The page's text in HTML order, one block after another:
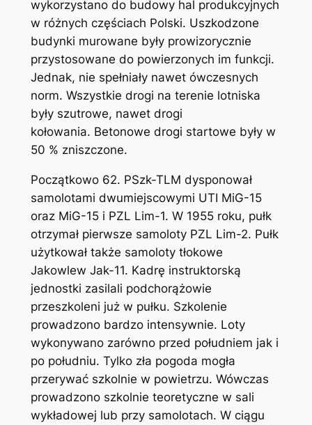
wykorzystano do budowy hal produkcyjnych
w różnych częściach Polski. Uszkodzone
budynki murowane były prowizorycznie
przystosowane do powierzonych im funkcji.
Jednak, nie spełniały nawet ówczesnych
norm. Wszystkie drogi na terenie lotniska
były szutrowe, nawet drogi
kołowania. Betonowe drogi startowe były w
50 % zniszczone.
Początkowo 62. PSzk-TLM dysponował
samolotami dwumiejscowymi UTI MiG-15
oraz MiG-15 i PZL Lim-1. W 1955 roku, pułk
otrzymał pierwsze samoloty PZL Lim-2. Pułk
użytkował także samoloty tłokowe
Jakowlew Jak-11. Kadrę instruktorską
jednostki zasilali podchorążowie
przeszkoleni już w pułku. Szkolenie
prowadzono bardzo intensywnie. Loty
wykonywano zarówno przed południem jak i
po południu. Tylko zła pogoda mogła
przerywać szkolnie w powietrzu. Wówczas
prowadzono szkolnie teoretyczne w sali
wykładowej lub przy samolotach. W ciągu